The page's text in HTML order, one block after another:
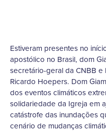
Estiveram presentes no
apostólico no Brasil, dom
secretário-geral da CNBB e
Ricardo Hoepers. Dom
dos eventos climáticos
solidariedade da Igreja em
catástrofe das inundações
cenário de mudanças